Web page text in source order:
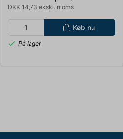
DKK 14,73 ekskl. moms
Køb nu
På lager